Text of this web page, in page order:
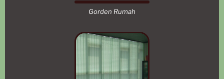
Gorden Rumah